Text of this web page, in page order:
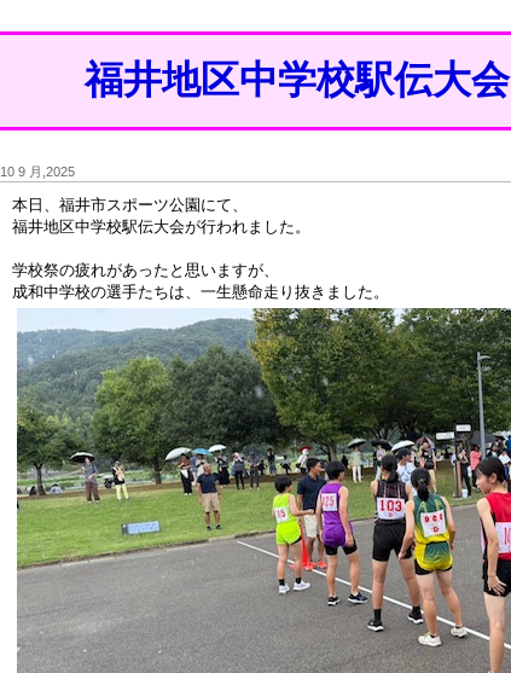
福井地区中学校駅伝大会
10 9 月,2025
本日、福井市スポーツ公園にて、
福井地区中学校駅伝大会が行われました。
学校祭の疲れがあったと思いますが、
成和中学校の選手たちは、一生懸命走り抜きました。